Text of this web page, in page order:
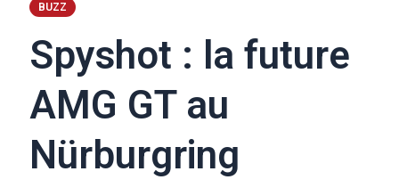
BUZZ
Spyshot : la future
AMG GT au
Nürburgring